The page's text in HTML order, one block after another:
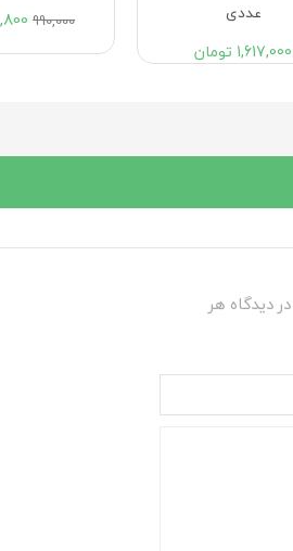
عددی
1,617,000 تومان
990,000
دیدگاه هر